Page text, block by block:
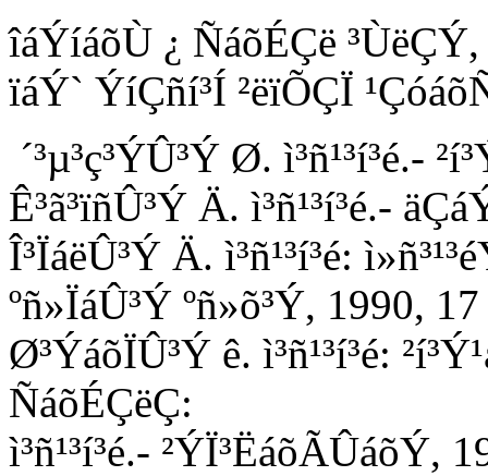
îáÝíáõÙ ¿ ÑáõÉÇë ³ÙëÇÝ,
ïáÝ` ÝíÇñí³Í ²ëïÕÇÏ
´³µ³ç³ÝÛ³Ý Ø. ì³ñ¹³í³é.-
Ê³ã³ïñÛ³Ý Ä. ì³ñ¹³í³é.-
Î³ÏáëÛ³Ý Ä. ì³ñ¹³í³é:
ºñ»ÏáÛ³Ý ºñ»õ³Ý, 1990,
Ø³ÝáõÏÛ³Ý ê. ì³ñ¹³í³é:
ÑáõÉÇëÇ:
ì³ñ¹³í³é.- ²ÝÏ³ËáõÃÛáõÝ,